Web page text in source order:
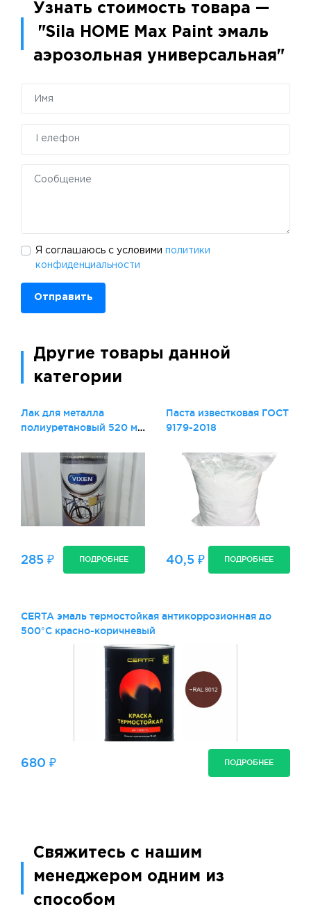
Узнать стоимость товара —
"Sila HOME Max Paint эмаль
аэрозольная универсальная"
Я соглашаюсь с условими политики
конфиденциальности
Отправить
Другие товары данной
категории
Лак для металла
полиуретановый 520 мл
285 ₽ ПОДРОБНЕЕ
Паста известковая ГОСТ
9179-2018
40,5 ₽ ПОДРОБНЕЕ
CERTA эмаль термостойкая антикоррозионная до
500°С красно-коричневый
680 ₽ ПОДРОБНЕЕ
Свяжитесь с нашим
менеджером одним из
способом